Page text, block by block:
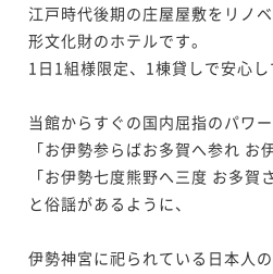
江戸時代後期の庄屋屋敷をリノ
形文化財のホテルです。
1日1組様限定、1棟貸しで安心し
当館からすぐの国内屈指のパワ
「お伊勢参らばお多賀へ参れ お
「お伊勢七度熊野へ三度 お多賀
と俗謡があるように、
伊勢神宮に祀られている日本人